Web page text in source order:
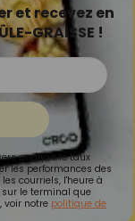
et recevez en
GRAISSE !
analyse le taux
les performances des
courriels, l'heure à
le terminal que
voir notre politique de